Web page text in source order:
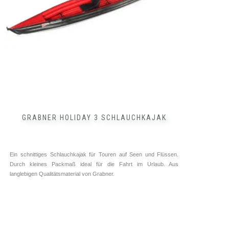
GRABNER HOLIDAY 3 SCHLAUCHKAJAK
Ein schnittiges Schlauchkajak für Touren auf Seen und Flüssen.
Durch kleines Packmaß ideal für die Fahrt im Urlaub. Aus
langlebigen Qualitätsmaterial von Grabner.